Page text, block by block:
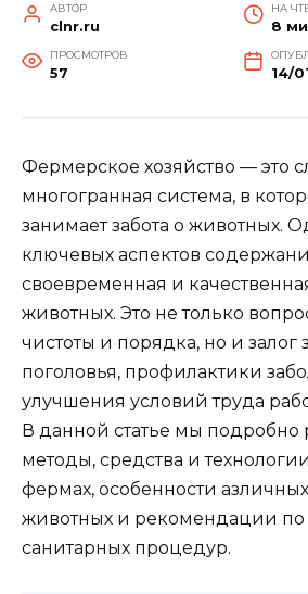
АВТОР
clnr.ru
НА
8
ПРОСМОТРОВ
57 14/
Фермерское хозяйство — это
многогранная система, в
занимает забота о животных.
ключевых аспектов
своевременная и
животных. Это не только
чистоты и порядка, но и залог
поголовья, профилактики
улучшения условий труда
В данной статье мы подробно
методы, средства и
фермах, особенности
животных и рекомендации по
санитарных процедур.